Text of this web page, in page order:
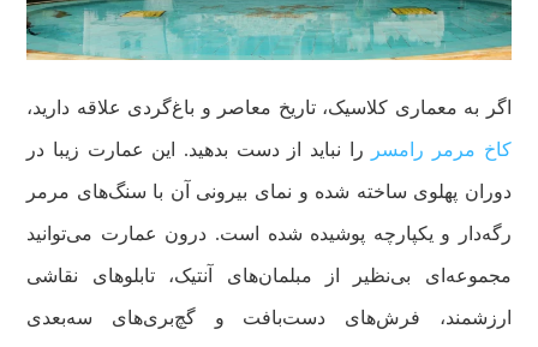
اگر به معماری کلاسیک، تاریخ معاصر و باغ‌گردی علاقه دارید،
کاخ مرمر رامسر را نباید از دست بدهید. این عمارت زیبا در
دوران پهلوی ساخته شده و نمای بیرونی آن با سنگ‌های مرمر
رگه‌دار و یکپارچه پوشیده شده است. درون عمارت می‌توانید
مجموعه‌ای بی‌نظیر از مبلمان‌های آنتیک، تابلوهای نقاشی
ارزشمند، فرش‌های دست‌بافت و گچ‌بری‌های سه‌بعدی